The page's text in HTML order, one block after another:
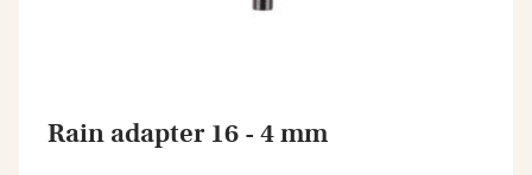
Rain adapter 16 - 4 mm